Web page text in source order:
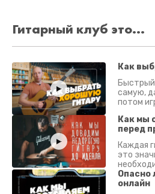
Гитарный клуб это...
Как
Быстрый
самую,
потом
Как мы
перед
Каждая
это
гитары?
Опасно
онлайн